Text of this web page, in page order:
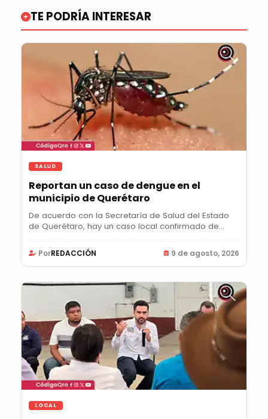
TE PODRÍA INTERESAR
SALUD
Reportan un caso de dengue en el
municipio de Querétaro
De acuerdo con la Secretaría de Salud del Estado
de Querétaro, hay un caso local confirmado de...
PorREDACCIÓN 9 de agosto, 2026
LOCAL